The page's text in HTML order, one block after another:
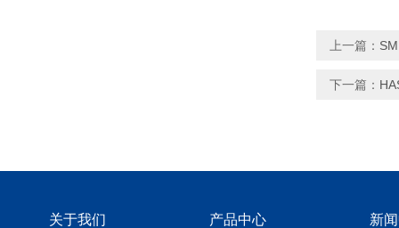
上一篇：
下一篇：
关于我们 产品中心 新